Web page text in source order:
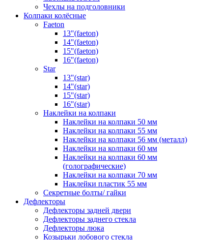
Чехлы на подголовники
Колпаки колёсные
Faeton
13"(faeton)
14"(faeton)
15"(faeton)
16"(faeton)
Star
13"(star)
14"(star)
15"(star)
16"(star)
Наклейки на колпаки
Наклейки на колпаки 50 мм
Наклейки на колпаки 55 мм
Наклейки на колпаки 56 мм (металл)
Наклейки на колпаки 60 мм
Наклейки на колпаки 60 мм
(голографические)
Наклейки на колпаки 70 мм
Наклейки пластик 55 мм
Секретные болты/ гайки
Дефлекторы
Дефлекторы задней двери
Дефлекторы заднего стекла
Дефлекторы люка
Козырьки лобового стекла